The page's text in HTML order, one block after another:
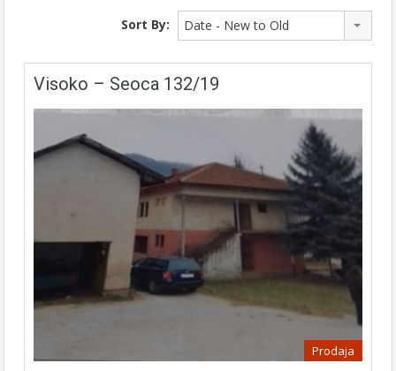
Sort By: Date - New to Old
Visoko – Seoca 132/19
Prodaja